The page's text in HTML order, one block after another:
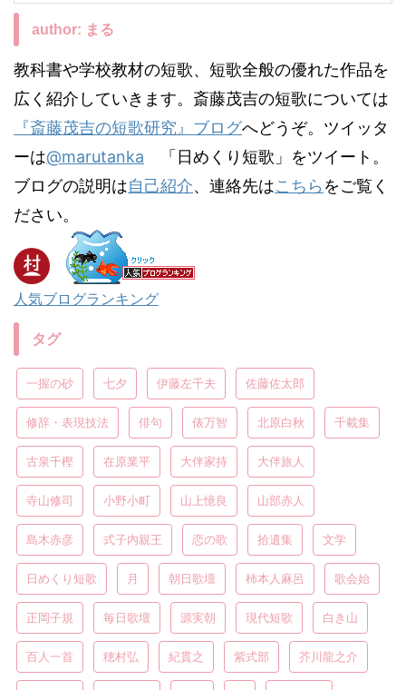
author: まる
教科書や学校教材の短歌、短歌全般の優れた作品を
広く紹介していきます。斎藤茂吉の短歌については
『斎藤茂吉の短歌研究』ブログへどうぞ。ツイッタ
ーは@marutanka 「日めくり短歌」をツイート。
ブログの説明は自己紹介、連絡先はこちら をご覧く
ださい。
人気ブログランキング
タグ
一握の砂 七夕 伊藤左千夫 佐藤佐太郎
修辞・表現技法 俳句 俵万智 北原白秋 千載集
古泉千樫 在原業平 大伴家持 大伴旅人
寺山修司 小野小町 山上憶良 山部赤人
島木赤彦 式子内親王 恋の歌 拾遺集 文学
日めくり短歌 月 朝日歌壇 柿本人麻呂 歌会始
正岡子規 毎日歌壇 源実朝 現代短歌 白き山
百人一首 穂村弘 紀貫之 紫式部 芥川龍之介